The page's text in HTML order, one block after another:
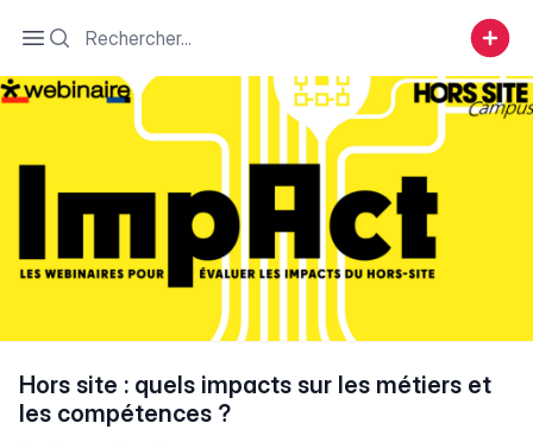
Open sidebar
Search
Hors site : quels impacts sur les métiers et
les compétences ?